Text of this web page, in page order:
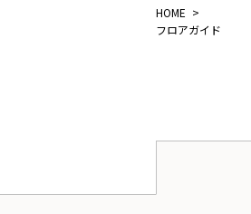
HOME
フロアガイド